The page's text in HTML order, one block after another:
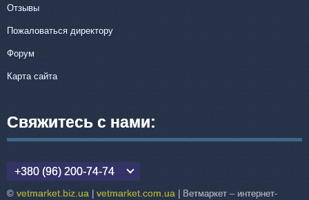
Отзывы
Пожаловаться директору
Форум
Карта сайта
Свяжитесь с нами:
+380 (96) 200-74-74
© vetmarket.biz.ua vetmarket.com.ua | Ветмаркет – интернет-